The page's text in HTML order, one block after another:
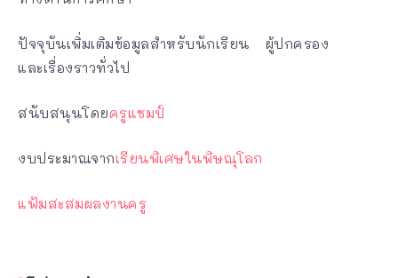
ปัจจุบันเพิ่มเติมข้อมูลสำหรับนักเรียน ผู้ปกครอง
และเรื่องราวทั่วไป
สนับสนุนโดยครูแชมป์
งบประมาณจากเรียนพิเศษในพิษณุโลก
แฟ้มสะสมผลงานครู